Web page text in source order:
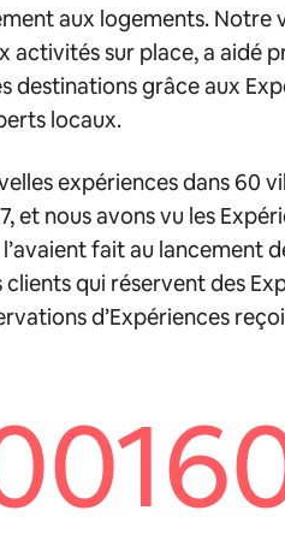
aux logements. Notre
sur place, a aidé
destinations grâce aux
locaux.
expériences dans 60
et nous avons vu les
fait au lancement
qui réservent des
d’Expériences